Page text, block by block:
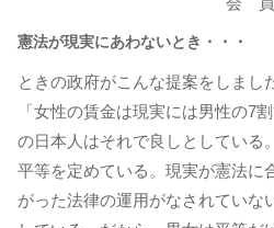
憲法が現実にあわないとき・・・
ときの政府がこんな提案をしまし
「女性の賃金は現実には男性の7
の日本人はそれで良しとしている
平等を定めている。現実が憲法に
がった法律の運用がなされていな